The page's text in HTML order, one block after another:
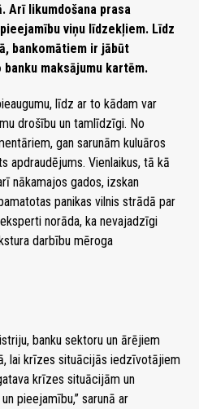
Arī likumdošana prasa
viņu līdzekļiem. Līdz
bankomātiem ir jābūt
maksājumu kartēm.
līdz ar to kādam var
drošību un tamlīdzīgi. No
gan sarunām kuluāros
apdraudējums. Vienlaikus, tā kā
nākamajos gados, izskan
panikas vilnis strādā par
norāda, ka nevajadzīgi
darbību mēroga
banku sektoru un ārējiem
lai krīzes situācijās iedzīvotājiem
krīzes situācijām un
pieejamību,” sarunā ar